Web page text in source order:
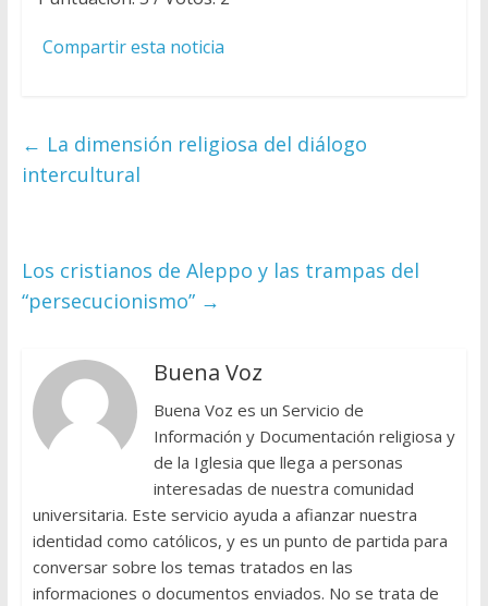
Compartir esta noticia
← La dimensión religiosa del diálogo
intercultural
Los cristianos de Aleppo y las trampas del
“persecucionismo” →
Buena Voz
Buena Voz es un Servicio de
Información y Documentación religiosa y
de la Iglesia que llega a personas
interesadas de nuestra comunidad
universitaria. Este servicio ayuda a afianzar nuestra
identidad como católicos, y es un punto de partida para
conversar sobre los temas tratados en las
informaciones o documentos enviados. No se trata de